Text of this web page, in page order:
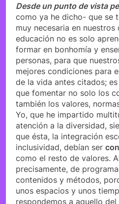
Desde un punto de vista
como ya he dicho- que se
muy necesaria en nuestros
educación no es solo
formar en bonhomía y
personas, para que
mejores condiciones para
de la vida antes citados;
que fomentar no solo los
también los valores,
Yo, que he impartido
atención a la diversidad,
que ésta, la integración
inclusividad, debían ser
como el resto de valores.
precisamente, de
contenidos y métodos,
unos espacios y unos
respondemos a aquello